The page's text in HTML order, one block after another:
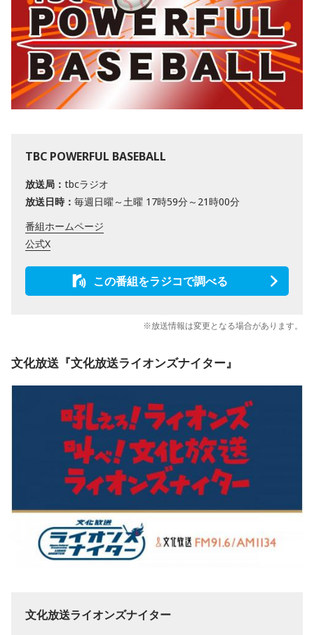
TBC POWERFUL BASEBALL
放送局： tbcラジオ
放送日時： 毎週日曜～土曜 17時59分～21時00分
番組ホームページ
公式X
この番組をラジコで調べる
※放送情報は変更となる場合があります。
文化放送『文化放送ライオンズナイター』
文化放送ライオンズナイター